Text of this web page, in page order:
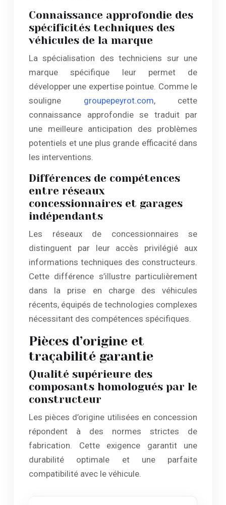
Connaissance approfondie des
spécificités techniques des
véhicules de la marque
La spécialisation des techniciens sur une
marque spécifique leur permet de
développer une expertise pointue. Comme le
souligne groupepeyrot.com, cette
connaissance approfondie se traduit par
une meilleure anticipation des problèmes
potentiels et une plus grande efficacité dans
les interventions.
Différences de compétences
entre réseaux
concessionnaires et garages
indépendants
Les réseaux de concessionnaires se
distinguent par leur accès privilégié aux
informations techniques des constructeurs.
Cette différence s’illustre particulièrement
dans la prise en charge des véhicules
récents, équipés de technologies complexes
nécessitant des compétences spécifiques.
Pièces d’origine et
traçabilité garantie
Qualité supérieure des
composants homologués par le
constructeur
Les pièces d’origine utilisées en concession
répondent à des normes strictes de
fabrication. Cette exigence garantit une
durabilité optimale et une parfaite
compatibilité avec le véhicule.